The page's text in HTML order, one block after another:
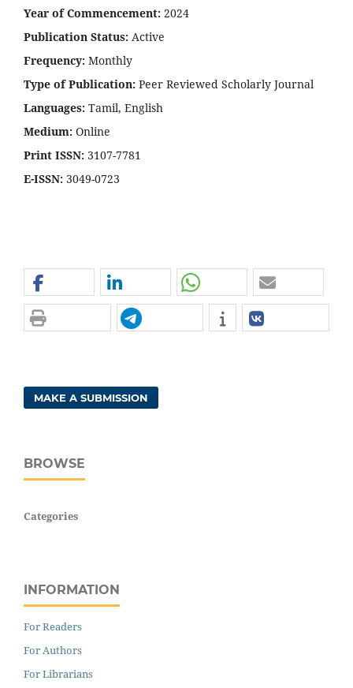
Year of Commencement: 2024
Publication Status: Active
Frequency: Monthly
Type of Publication: Peer Reviewed Scholarly Journal
Languages: Tamil, English
Medium: Online
Print ISSN: 3107-7781
E-ISSN: 3049-0723
MAKE A SUBMISSION
BROWSE
Categories
INFORMATION
For Readers
For Authors
For Librarians